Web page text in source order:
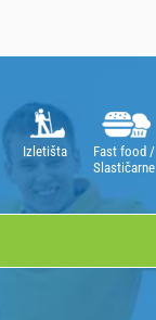
Izletišta
Fast food /
Slastičarne